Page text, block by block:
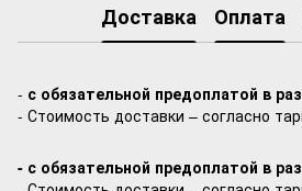
Доставка Оплата
- с обязательной предоплатой в
- Стоимость доставки – согласно
- с обязательной предоплатой в